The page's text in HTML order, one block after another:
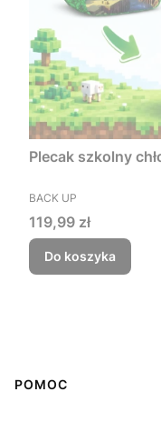
Plecak szkolny
PRODUCENT
BACK UP
Cena
119,99 zł
Do koszyka
Linki w stopce
POMOC